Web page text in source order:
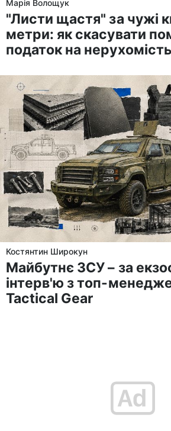
Марія Волощук
"Листи щастя" за чужі
метри: як скасувати
податок на нерухомість
Костянтин Широкун
Майбутнє ЗСУ – за
інтерв'ю з топ-
Tactical Gear